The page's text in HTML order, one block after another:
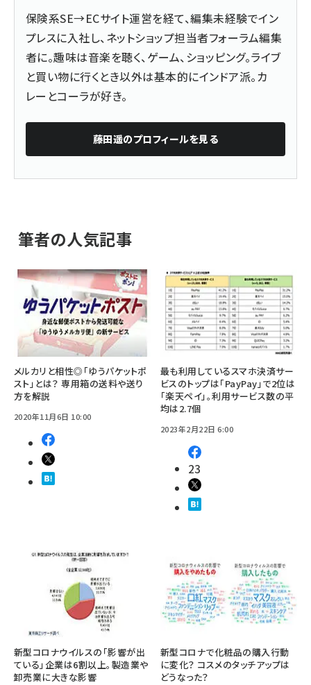
保険系SE→ECサイト運営を経て、編集未経験でイン
プレスに入社し、ネットショップ担当者フォーラム編集
者に。趣味は音楽を聴く、ゲーム、ショッピング。ライブ
と買い物に行くとき以外は基本的にインドア派。カ
レーとコーラが好き。
藤田遥のプロフィールを見る
筆者の人気記事
メルカリと相性◎「ゆうパケットポ
スト」とは？ 専用箱の送料や送り
方を解説
2020年11月6日 10:00
最も利用しているスマホ決済サー
ビスのトップは「PayPay」で2位は
「楽天ペイ」。利用サービス数の平
均は2.7個
2023年2月22日 6:00
23
新型コロナウイルスの「影響が出
ている」企業は6割以上。製造業や
卸売業に大きな影響
新型コロナで化粧品の購入行動
に変化？ コスメのタッチアップは
どうなった？